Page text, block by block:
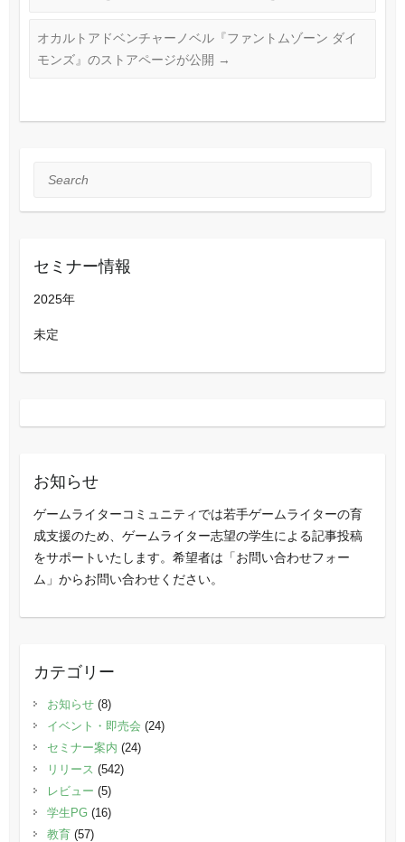
オカルトアドベンチャーノベル『ファントムゾーン ダイ
モンズ』のストアページが公開 →
Search
セミナー情報
2025年
未定
お知らせ
ゲームライターコミュニティでは若手ゲームライターの育
成支援のため、ゲームライター志望の学生による記事投稿
をサポートいたします。希望者は「お問い合わせフォー
ム」からお問い合わせください。
カテゴリー
お知らせ(8)
イベント・即売会 (24)
セミナー案内 (24)
リリース (542)
レビュー (5)
学生PG(16)
教育(57)